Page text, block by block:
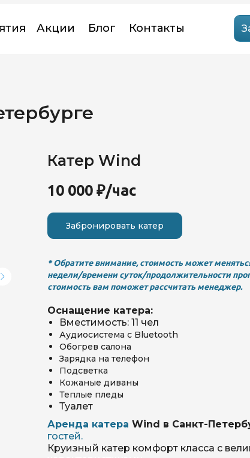
Акции Контакты
Блог
Режим работы: с 10:00-
22:00
Главная
Катер Wind
10 000 ₽/час
Забронировать катер
* Обратите внимание, стоимость может
недели/времени суток/продолжительности
стоимость вам поможет рассчитать менеджер.
Оснащение катера:
Вместимость: 11 чел
Аудиосистема с Bluetooth
Обогрев салона
Зарядка на телефон
Подсветка
Кожаные диваны
Теплые пледы
Туалет
Аренда катера Wind в Санкт-
гостей.
Круизный катер комфорт класса с